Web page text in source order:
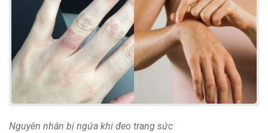
Nguyên nhân bị ngứa khi đeo trang sức